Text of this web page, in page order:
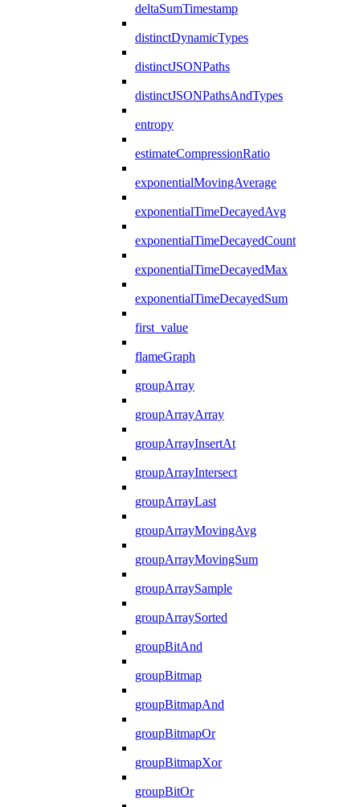
deltaSumTimestamp
distinctDynamicTypes
distinctJSONPaths
distinctJSONPathsAndTypes
entropy
estimateCompressionRatio
exponentialMovingAverage
exponentialTimeDecayedAvg
exponentialTimeDecayedCount
exponentialTimeDecayedMax
exponentialTimeDecayedSum
first_value
flameGraph
groupArray
groupArrayArray
groupArrayInsertAt
groupArrayIntersect
groupArrayLast
groupArrayMovingAvg
groupArrayMovingSum
groupArraySample
groupArraySorted
groupBitAnd
groupBitmap
groupBitmapAnd
groupBitmapOr
groupBitmapXor
groupBitOr